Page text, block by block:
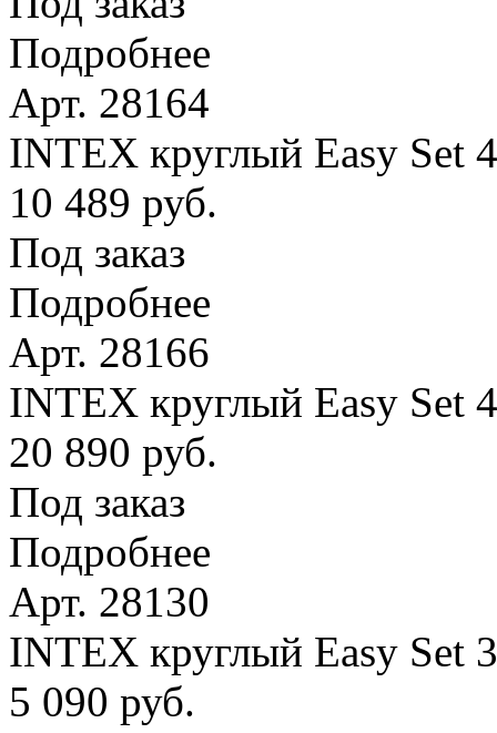
Подробнее
Арт. 28164
INTEX круглый Easy Set
10 489 руб.
Под заказ
Подробнее
Арт. 28166
INTEX круглый Easy Set
20 890 руб.
Под заказ
Подробнее
Арт. 28130
INTEX круглый Easy Set
5 090 руб.